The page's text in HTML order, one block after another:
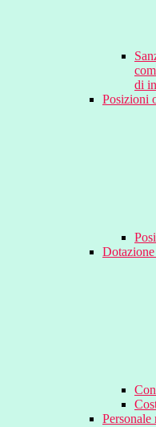
di
Posizioni
Personale